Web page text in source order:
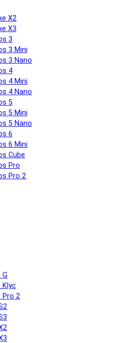
X2
X3
3
3 Mini
3 Nano
4
4 Mini
4 Nano
5
5 Mini
5 Nano
6
6 Mini
Cube
Pro
Pro 2
Klyc
Pro 2